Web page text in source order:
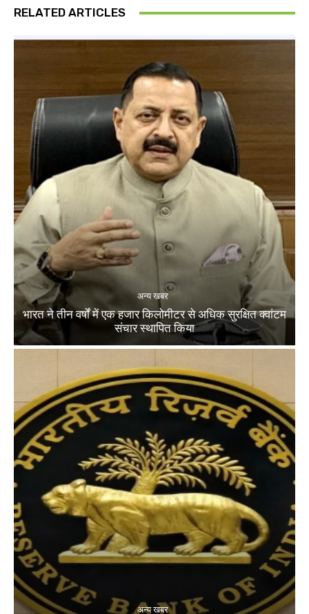
RELATED ARTICLES
अन्य खबर
भारत ने तीन वर्षों में एक हजार किलोमीटर से अधिक सुरक्षित क्वांटम
संचार स्थापित किया
अन्य खबर